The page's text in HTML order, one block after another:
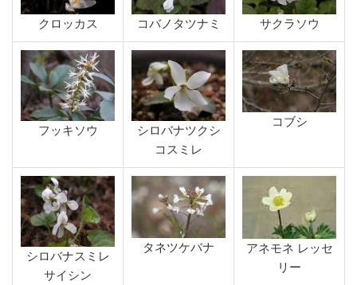
クロッカス コバノタツナミ サクラソウ
フッキソウ
シロバナツクシ
コスミレ
コブシ
シロバナスミレ
サイシン
タネツケバナ
アネモネ レッセ
リー